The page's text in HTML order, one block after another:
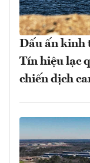
Dấu ấn kinh
Tín hiệu lạc
chiến dịch